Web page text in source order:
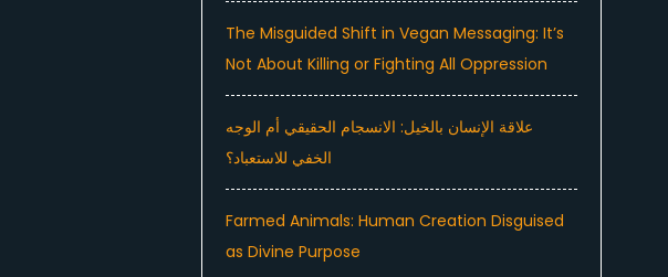
The Misguided Shift in Vegan Messaging: It’s
Not About Killing or Fighting All Oppression
علاقة الإنسان بالخيل: الانسجام الحقيقي أم الوجه
الخفي للاستعباد؟
Farmed Animals: Human Creation Disguised
as Divine Purpose